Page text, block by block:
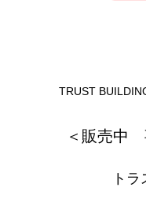
TRUST
＜販売中
ト